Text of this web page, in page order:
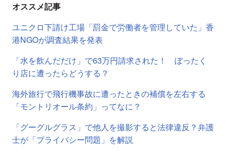
オススメ記事
ユニクロ下請け工場「罰金で労働者を管理していた」香
港NGOが調査結果を発表
「水を飲んだだけ」で63万円請求された！ ぼったく
り店に遭ったらどうする？
海外旅行で飛行機事故に遭ったときの補償を左右する
「モントリオール条約」ってなに？
「グーグルグラス」で他人を撮影すると法律違反？弁護
士が「プライバシー問題」を解説